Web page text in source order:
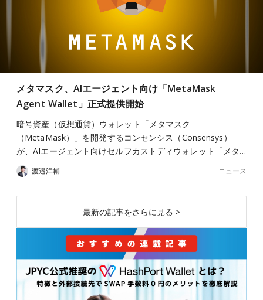
メタマスク、AIエージェント向け「MetaMask
Agent Wallet」正式提供開始
暗号資産（仮想通貨）ウォレット「メタマスク
（MetaMask）」を開発するコンセンシス（Consensys）
が、AIエージェント向けセルフカストディウォレット「メタ…
渡邉洋輔 ニュース
最新の記事をさらに見る >